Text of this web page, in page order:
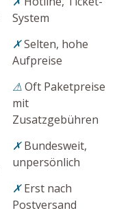
System
✗Selten, hohe
Aufpreise
⚠Oft Paketpreise
mit
Zusatzgebühren
✗Bundesweit,
unpersönlich
✗Erst nach
Postversand